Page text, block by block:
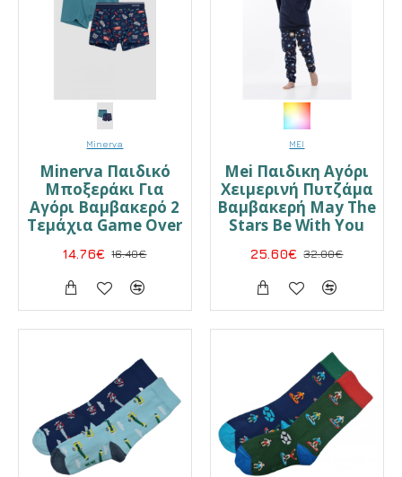
Minerva
Minerva Παιδικό
Μποξεράκι Για
Αγόρι Βαμβακερό 2
Τεμάχια Game Over
14.76€ 16.40€
MEI
Mei Παιδικη Αγόρι
Χειμερινή Πυτζάμα
Βαμβακερή May The
Stars Be With You
25.60€ 32.00€